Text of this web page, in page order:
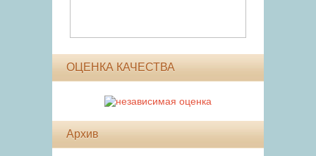
ОЦЕНКА КАЧЕСТВА
Архив